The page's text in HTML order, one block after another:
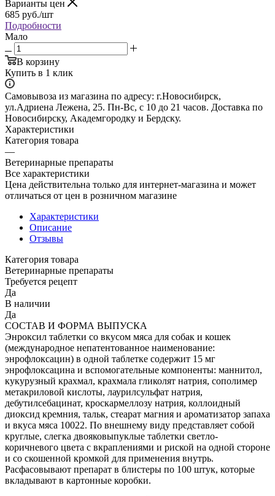
Варианты цен
685 руб./шт
Подробности
Мало
В корзину
Купить в 1 клик
Самовывоза из магазина по адресу: г.Новосибирск,
ул.Адриена Лежена, 25. Пн-Вс, с 10 до 21 часов. Доставка по
Новосибирску, Академгородку и Бердску.
Характеристики
Категория товара
—
Ветеринарные препараты
Все характеристики
Цена действительна только для интернет-магазина и может
отличаться от цен в розничном магазине
Характеристики
Описание
Отзывы
Категория товара
Ветеринарные препараты
Требуется рецепт
Да
В наличии
Да
СОСТАВ И ФОРМА ВЫПУСКА
Энроксил таблетки со вкусом мяса для собак и кошек
(международное непатентованное наименование:
энрофлоксацин) в одной таблетке содержит 15 мг
энрофлоксацина и вспомогательные компоненты: маннитол,
кукурузный крахмал, крахмала гликолят натрия, сополимер
метакриловой кислоты, лаурилсульфат натрия,
дебутилсебацинат, кроскармеллозу натрия, коллоидный
диоксид кремния, тальк, стеарат магния и ароматизатор запаха
и вкуса мяса 10022. По внешнему виду представляет собой
круглые, слегка двояковыпуклые таблетки светло-
коричневого цвета с вкраплениями и риской на одной стороне
и со скошенной кромкой для применения внутрь.
Расфасовывают препарат в блистеры по 100 штук, которые
вкладывают в картонные коробки.